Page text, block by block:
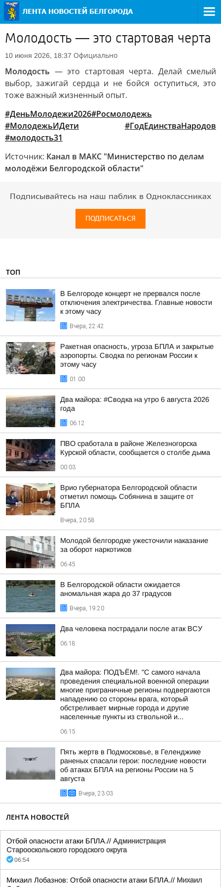
Молодость — это стартовая черта
10 июня 2026, 18:37 Официально
Молодость — это стартовая черта. Делай смелый
выбор, зажигай сердца и не бойся оступиться, это
тоже важный жизненный опыт.
#ДеньМолодежи2026#Росмолодежь
#МолодежьИДети
#ГодЕдинстваНародов
#молодость31
Источник: Канал в МАКС "Министерство по делам
молодёжи Белгородской области"
Подписывайтесь на наш паблик в Одноклассниках
ПОДПИСАТЬСЯ
ТОП
В Белгороде концерт не прервался после
отключения электричества. Главные новости
к этому часу
Вчера, 22:42
Ракетная опасность, угроза БПЛА и закрытые
аэропорты. Сводка по регионам России к
этому часу
01:00
Два майора: #Сводка на утро 6 августа 2026
года
06:12
ПВО сработала в районе Железногорска
Курской области, сообщается о столбе дыма
00:03
Врио губернатора Белгородской области
отметил помощь Собянина в защите от
БПЛА
Вчера, 20:58
Молодой белгородке ужесточили наказание
за оборот наркотиков
06:45
В Белгородской области ожидается
аномальная жара до 37 градусов
Вчера, 19:20
Два человека пострадали после атак ВСУ
06:18
Два майора: ПОДЪЁМ!. "С самого начала
проведения специальной военной операции
многие приграничные регионы подвергаются
нападению со стороны врага, который
обстреливает мирные города и другие
населенные пункты из ствольной и...
06:15
Пять жертв в Подмосковье, в Геленджике
раненых спасали герои: последние новости
об атаках БПЛА на регионы России на 5
августа
Вчера, 23:03
ЛЕНТА НОВОСТЕЙ
Отбой опасности атаки БПЛА.// Администрация
Старооскольского городского округа
06:54
Михаил Лобазнов: Отбой опасности атаки БПЛА.// Михаил